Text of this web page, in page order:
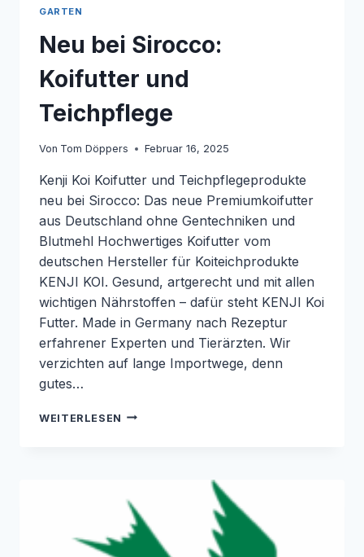
GARTEN
Neu bei Sirocco:
Koifutter und
Teichpflege
Von Tom Döppers Februar 16, 2025
Kenji Koi Koifutter und Teichpflegeprodukte
neu bei Sirocco: Das neue Premiumkoifutter
aus Deutschland ohne Gentechniken und
Blutmehl Hochwertiges Koifutter vom
deutschen Hersteller für Koiteichprodukte
KENJI KOI. Gesund, artgerecht und mit allen
wichtigen Nährstoffen – dafür steht KENJI Koi
Futter. Made in Germany nach Rezeptur
erfahrener Experten und Tierärzten. Wir
verzichten auf lange Importwege, denn
gutes…
WEITERLESEN NEU